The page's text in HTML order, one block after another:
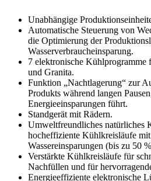
Unabhängige
Automatische Steuerung von
die Optimierung der
Wasserverbraucheinsparung.
7 elektronische Kühlprogramme
und Granita.
Funktion „Nachtlagerung“ zur
Produkts während langen
Energieeinsparungen führt.
Standgerät mit Rädern.
Umweltfreundliches natürliches
hocheffiziente Kühlkreisläufe
Wassereinsparungen (bis zu 50
Verstärkte Kühlkreisläufe für
Nachfüllen und für
Energieeffiziente elektronische